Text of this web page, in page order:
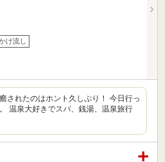
け流し
されたのはホント久しぶり！ 今日行っ
温泉大好きでスパ、銭湯、温泉旅行